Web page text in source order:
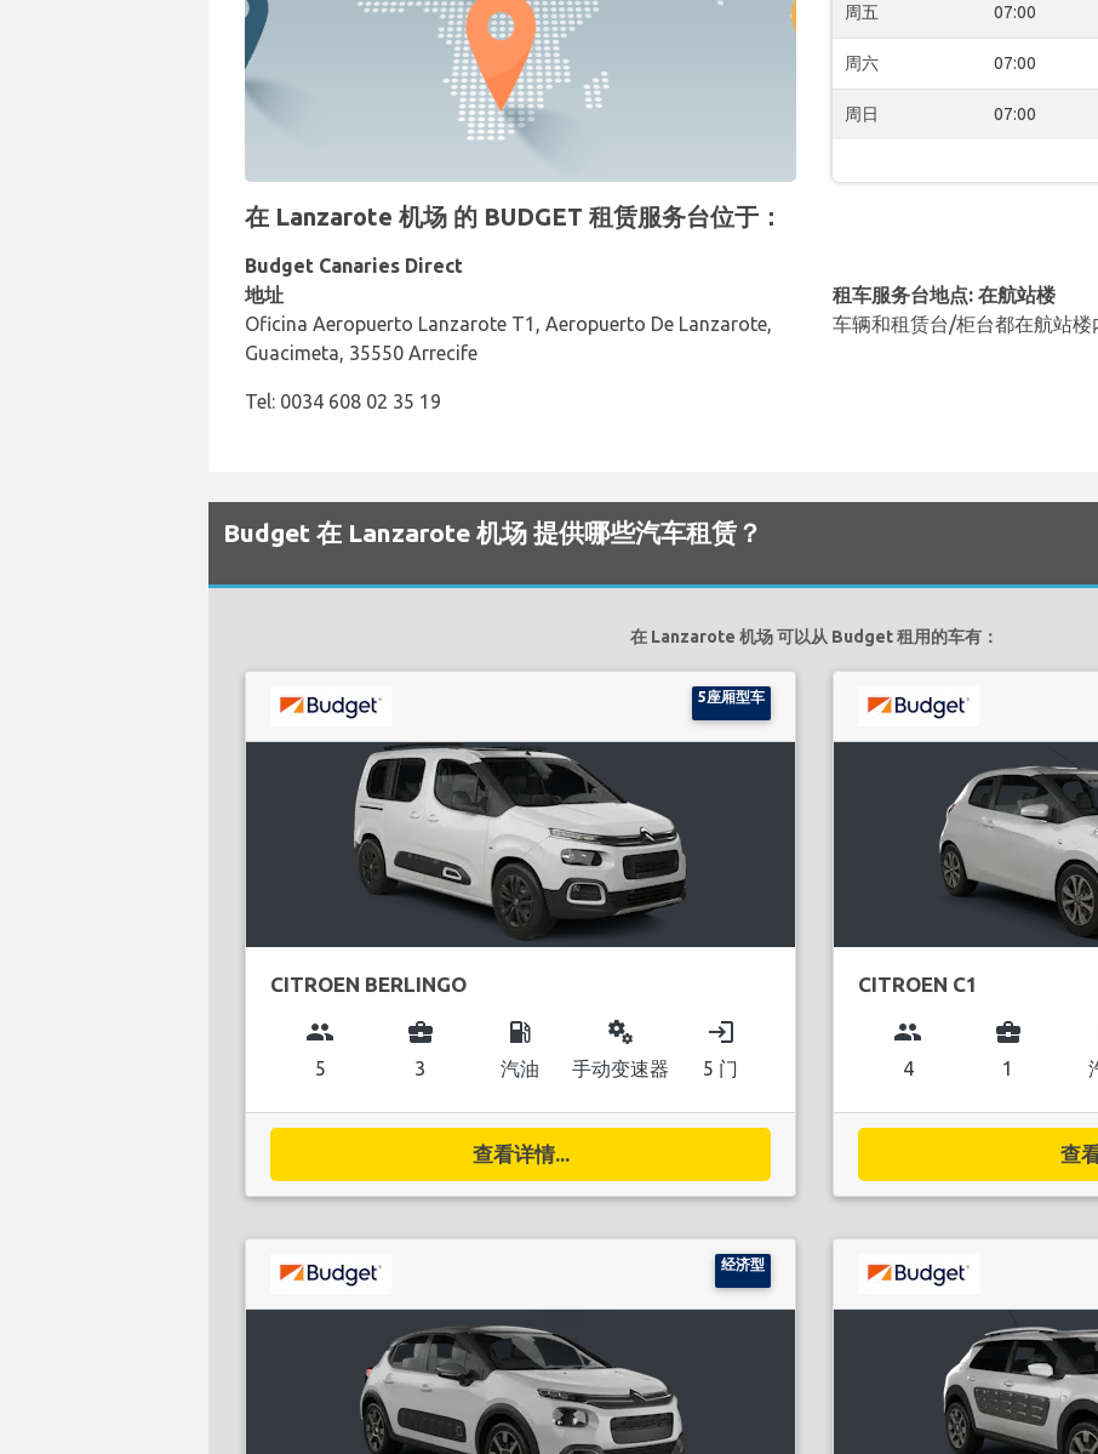
周五 07:00
周六 07:00
周日 07:00
在 Lanzarote 机场 的 BUDGET 租赁服务台位于：
Budget Canaries Direct
地址
Oficina Aeropuerto Lanzarote T1, Aeropuerto De Lanzarote,
Guacimeta, 35550 Arrecife
Tel: 0034 608 02 35 19
租车服务台地点: 在航站楼
车辆和租赁台/柜台都在航站楼
Budget 在 Lanzarote 机场 提供哪些汽车租赁？
在 Lanzarote 机场 可以从 Budget 租用的车有：
5座厢型车
CITROEN BERLINGO
group
5
business_center
3
local_gas_station
汽油
miscellaneous_services
手动变速器
login
5 门
查看详情...
CITROEN C1
group
4
business_center
1
查
经济型